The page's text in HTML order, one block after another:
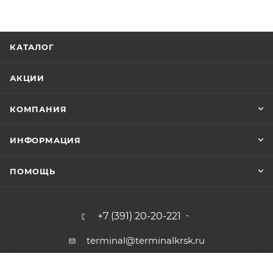
КАТАЛОГ
АКЦИИ
КОМПАНИЯ
ИНФОРМАЦИЯ
ПОМОЩЬ
+7 (391) 20-20-221
terminal@terminalkrsk.ru